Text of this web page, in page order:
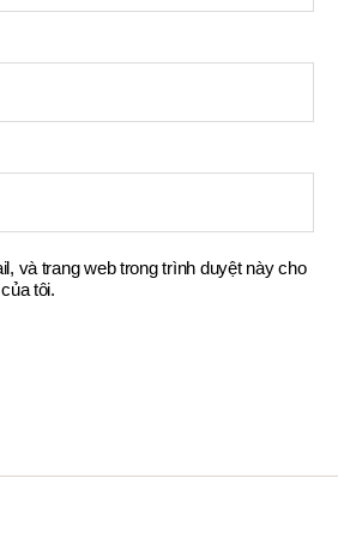
và trang web trong trình duyệt này cho
tôi.